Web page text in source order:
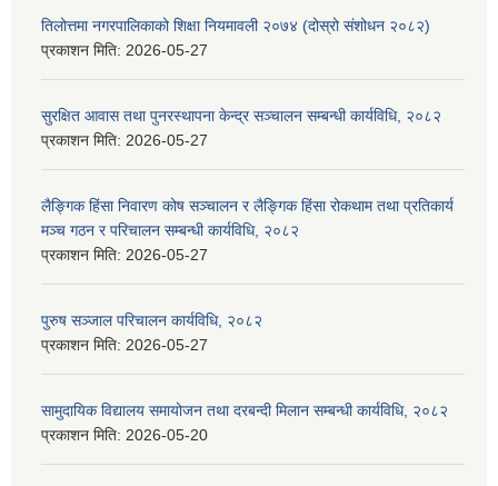
तिलोत्तमा नगरपालिकाको शिक्षा नियमावली २०७४ (दोस्रो संशोधन २०८२)
प्रकाशन मिति: 2026-05-27
सुरक्षित आवास तथा पुनरस्थापना केन्द्र सञ्चालन सम्बन्धी कार्यविधि, २०८२
प्रकाशन मिति: 2026-05-27
लैङ्गिक हिंसा निवारण कोष सञ्चालन र लैङ्गिक हिंसा रोकथाम तथा प्रतिकार्य
मञ्च गठन र परिचालन सम्बन्धी कार्यविधि, २०८२
प्रकाशन मिति: 2026-05-27
पुरुष सञ्जाल परिचालन कार्यविधि, २०८२
प्रकाशन मिति: 2026-05-27
सामुदायिक विद्यालय समायोजन तथा दरबन्दी मिलान सम्बन्धी कार्यविधि, २०८२
प्रकाशन मिति: 2026-05-20